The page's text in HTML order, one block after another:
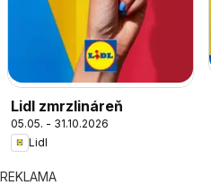
Lidl zmrzlináreň
05.05. - 31.10.2026
Lidl
REKLAMA